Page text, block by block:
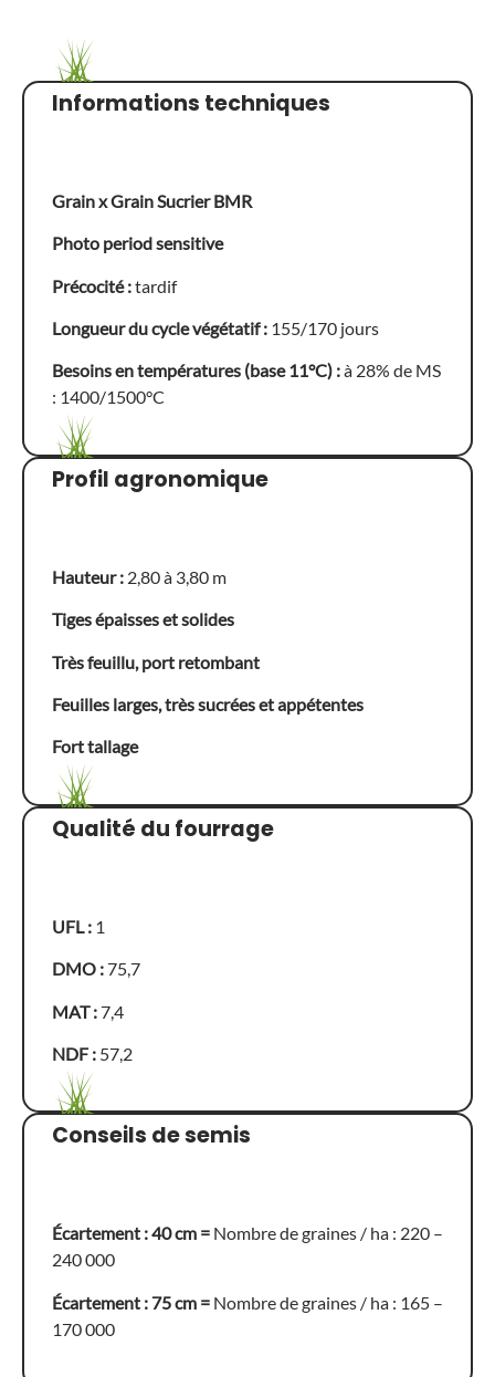
Informations techniques
Grain x Grain Sucrier BMR
Photo period sensitive
Précocité :tardif
Longueur du cycle végétatif : 155/170 jours
Besoins en températures (base 11°C) :à 28% de MS
: 1400/1500°C
Profil agronomique
Hauteur : 2,80 à 3,80 m
Tiges épaisses et solides
Très feuillu, port retombant
Feuilles larges, très sucrées et appétentes
Fort tallage
Qualité du fourrage
UFL : 1
DMO :75,7
MAT :7,4
NDF : 57,2
Conseils de semis
Écartement : 40 cm = Nombre de graines / ha : 220 –
240 000
Écartement : 75 cm = Nombre de graines / ha : 165 –
170 000